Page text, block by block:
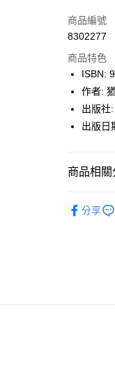
icash Pay
數位禮券
LINE Pay
Apple Pay
悠遊付
商品編號
8302277
商品特色
ISBN:
作者:
出版社
出版日
商品相關
分享